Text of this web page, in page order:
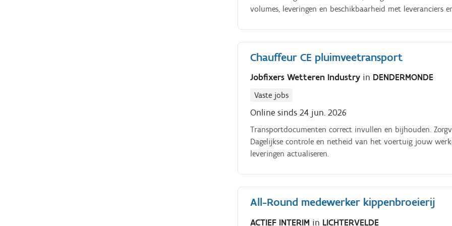
volumes, leveringen en beschikbaarheid met
stalbezetting en aansturen van de medewerkers; nauw
aansturen van de teamleaders en
doorlooptijden; detecteren van afwijkingen en proactief
van het team dat instaat voor een correcte en tijdige
voorraadbeheer en administratieve opvolging.
Chauffeur CE pluimveetransport
Jobfixers Wetteren Industry in DENDERMONDE
Vaste jobs
Online sinds 24 jun. 2026
Transportdocumenten correct invullen en bijhouden.
Dagelijkse controle en netheid van het voertuig jouw werkplek, jouw verantwoordelijkheid. Opvolggegevens van
leveringen actualiseren.
All-Round medewerker kippenbroeierij
ACTIEF INTERIM in LICHTERVELDE